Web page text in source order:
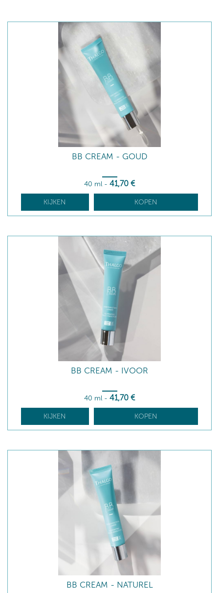
BB CREAM - GOUD
40 ml - 41,70 €
KIJKEN KOPEN
BB CREAM - IVOOR
40 ml - 41,70 €
KIJKEN KOPEN
BB CREAM - NATUREL